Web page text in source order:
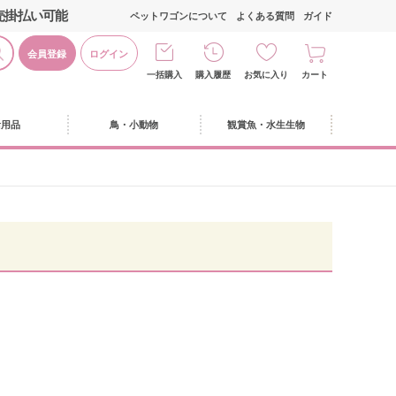
掛払い可能
会員登録 ログイン
ペットワゴンについて よくある質問 ガイド
一括購入 購入履歴 お気に入り カート
品 鳥・小動物 観賞魚・水生生物